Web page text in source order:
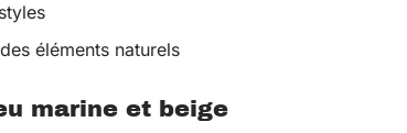
éléments naturels
marine et beige